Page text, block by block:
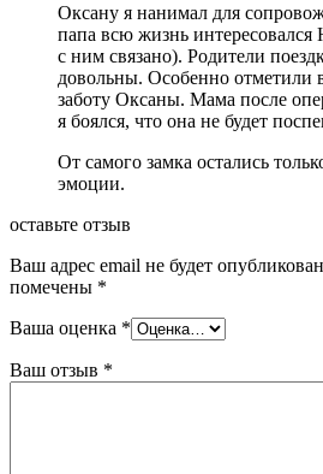
Оксану я нанимал для
папа всю жизнь
с ним связано). Родители
довольны. Особенно отметили
заботу Оксаны. Мама после
я боялся, что она не будет
От самого замка остались
эмоции.
оставьте отзыв
Ваш адрес email не будет
помечены *
Ваша оценка *
Ваш отзыв *